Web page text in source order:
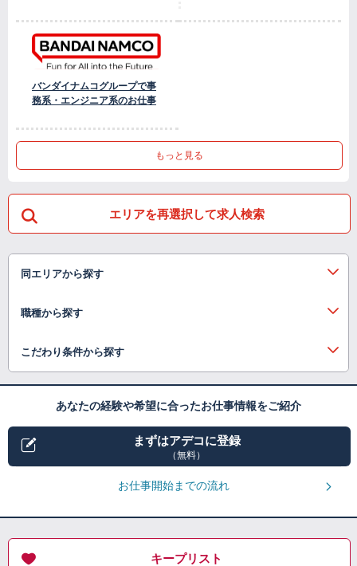
バンダイナムコグループで事
務系・エンジニア系のお仕事
もっと見る
エリアを再選択して求人検索
同エリアから探す
職種から探す
こだわり条件から探す
あなたの経験や希望に合ったお仕事情報をご紹介
まずはアデコに登録
（無料）
お仕事開始までの流れ
キープリスト